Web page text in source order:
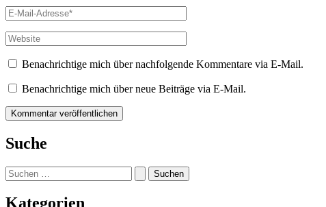
E-
Mail-
Adresse*
Website
Benachrichtige mich über nachfolgende Kommentare via E-Mail.
Benachrichtige mich über neue Beiträge via E-Mail.
Suche
Suchen
nach:
Kategorien